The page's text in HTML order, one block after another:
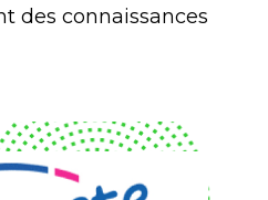
des connaissances